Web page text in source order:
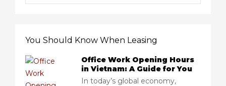
You Should Know When Leasing
Office Work Opening Hours
in Vietnam: A Guide for You
In today’s global economy,